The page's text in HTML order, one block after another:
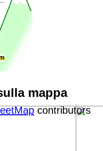
mappa
contributors